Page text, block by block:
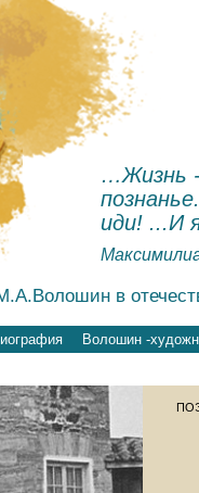
…Жизнь -
иди! ...И
в
Волошин -